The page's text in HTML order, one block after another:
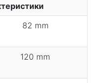
82 mm
120 mm